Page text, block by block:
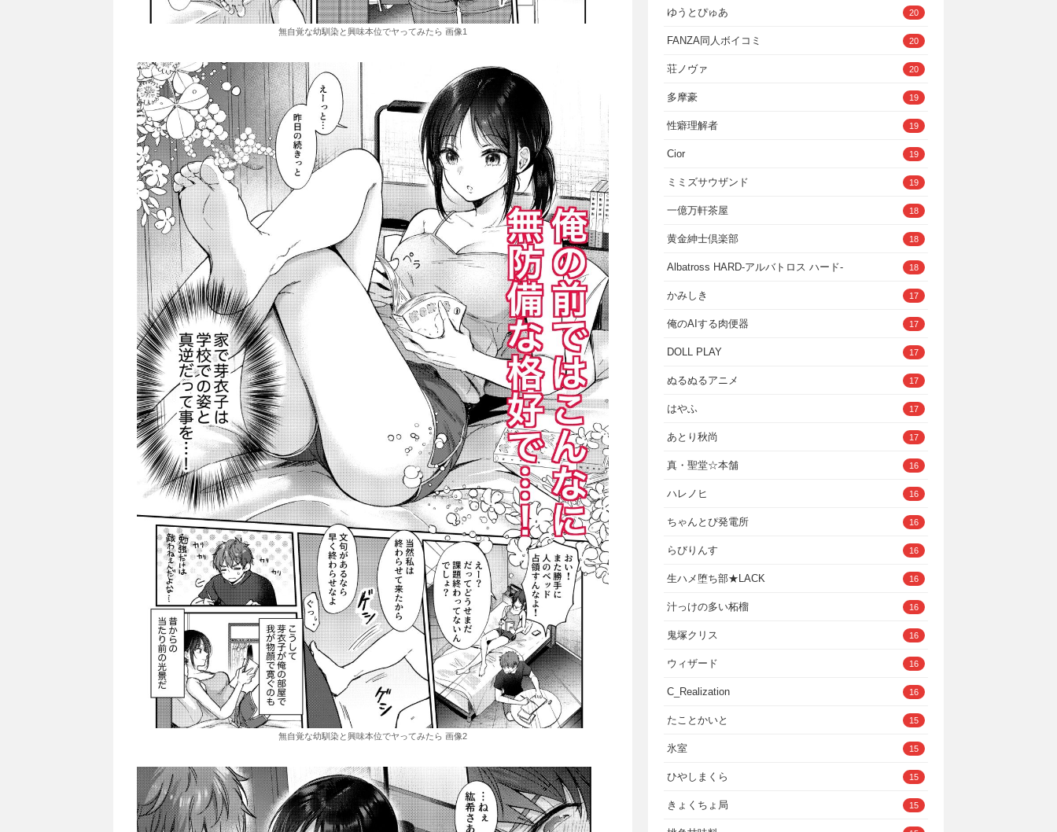
無自覚な幼馴染と興味本位でヤってみたら 画像1
無自覚な幼馴染と興味本位でヤってみたら 画像2
ゆうとぴゅあ 20
FANZA同人ボイコミ 20
荘ノヴァ 20
多摩豪 19
性癖理解者 19
Cior 19
ミミズサウザンド 19
一億万軒茶屋 18
黄金紳士倶楽部 18
Albatross HARD‐アルバトロス ハード‐ 18
かみしき 17
俺のAIする肉便器 17
DOLL PLAY 17
ぬるぬるアニメ 17
はやふ 17
あとり秋尚 17
真・聖堂☆本舗 16
ハレノヒ 16
ちゃんとぴ発電所 16
らびりんす 16
生ハメ堕ち部★LACK 16
汁っけの多い柘榴 16
鬼塚クリス 16
ウィザード 16
C_Realization 16
たことかいと 15
氷室 15
ひやしまくら 15
きょくちょ局 15